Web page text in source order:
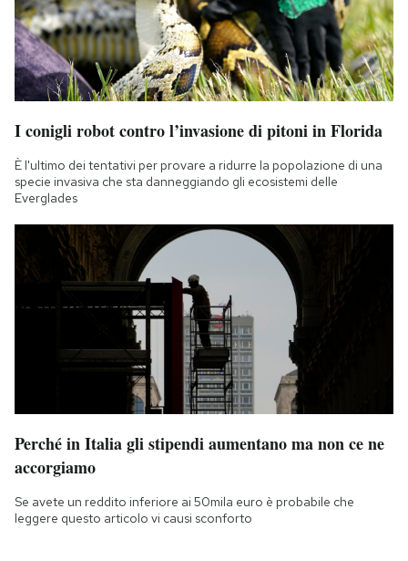
I conigli robot contro l’invasione di pitoni in Florida
È l'ultimo dei tentativi per provare a ridurre la popolazione di una
specie invasiva che sta danneggiando gli ecosistemi delle
Everglades
Perché in Italia gli stipendi aumentano ma non ce ne
accorgiamo
Se avete un reddito inferiore ai 50mila euro è probabile che
leggere questo articolo vi causi sconforto